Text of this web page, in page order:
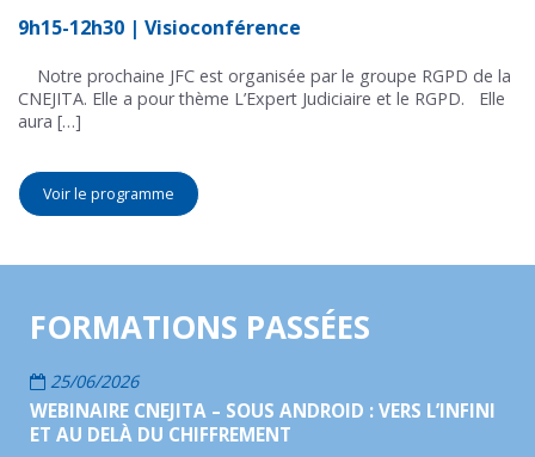
9h15-12h30 | Visioconférence
Notre prochaine JFC est organisée par le groupe RGPD de la
CNEJITA. Elle a pour thème L’Expert Judiciaire et le RGPD. Elle
aura […]
Voir le programme
FORMATIONS PASSÉES
25/06/2026
WEBINAIRE CNEJITA – SOUS ANDROID : VERS L’INFINI
ET AU DELÀ DU CHIFFREMENT